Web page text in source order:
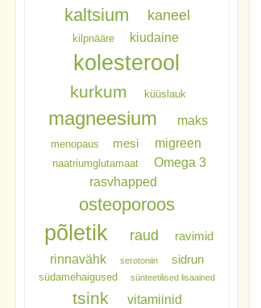
kaltsium kaneel
kilpnääre kiudaine
kolesterool
kurkum küüslauk
magneesium maks
menopaus mesi migreen
naatriumglutamaat
Omega 3
rasvhapped
osteoporoos
põletik raud ravimid
rinnavähk serotoniin sidrun
südamehaigused sünteetilised lisaained
tsink vitamiinid